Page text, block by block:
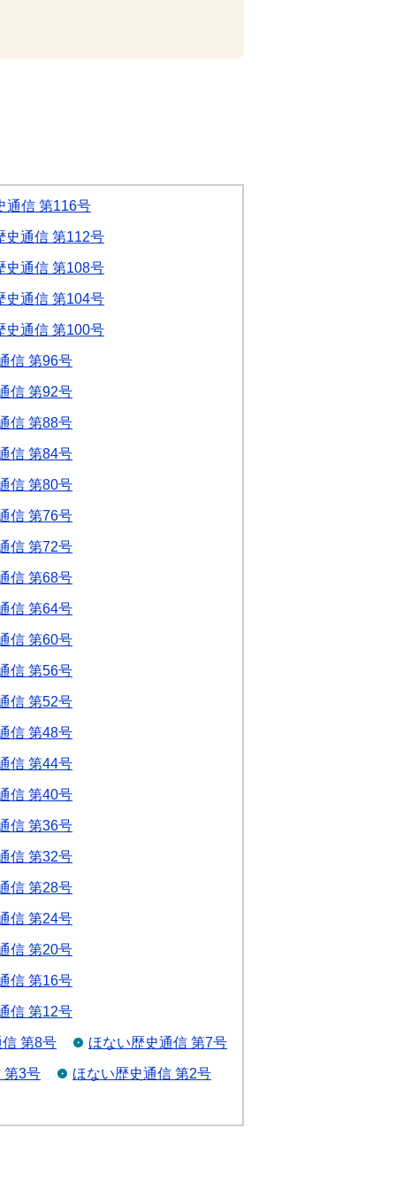
通信 第116号
史通信 第112号
史通信 第108号
史通信 第104号
史通信 第100号
信 第96号
信 第92号
信 第88号
信 第84号
信 第80号
信 第76号
信 第72号
信 第68号
信 第64号
信 第60号
信 第56号
信 第52号
信 第48号
信 第44号
信 第40号
信 第36号
信 第32号
信 第28号
信 第24号
信 第20号
信 第16号
信 第12号
第8号 ほない歴史通信 第7号
第3号 ほない歴史通信 第2号